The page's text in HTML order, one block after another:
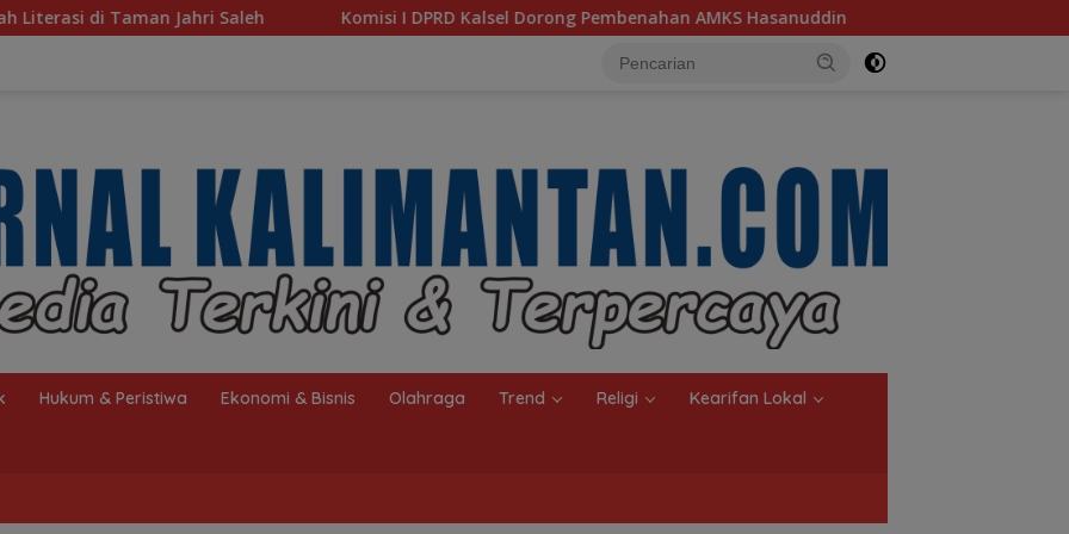
Komisi I DPRD Kalsel Dorong Pembenahan AMKS Hasanuddin Ketua TP PKK Kalsel, Dorong Kreasi Olahan
Hukum & Peristiwa Ekonomi & Bisnis Olahraga Trend Religi Kearifan Lokal